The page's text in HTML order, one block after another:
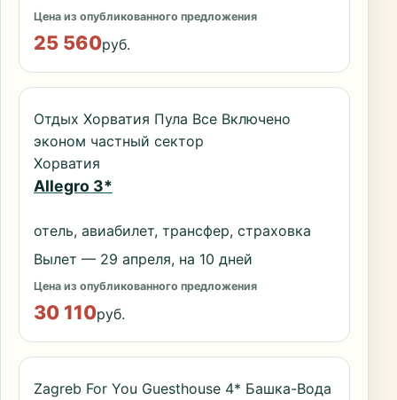
Цена из опубликованного предложения
25 560руб.
Отдых Хорватия Пула Все Включено
эконом частный сектор
Хорватия
Allegro 3*
отель, авиабилет, трансфер, страховка
Вылет — 29 апреля, на 10 дней
Цена из опубликованного предложения
30 110руб.
Zagreb For You Guesthouse 4* Башка-Вода